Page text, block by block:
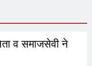
व समाजसेवी ने